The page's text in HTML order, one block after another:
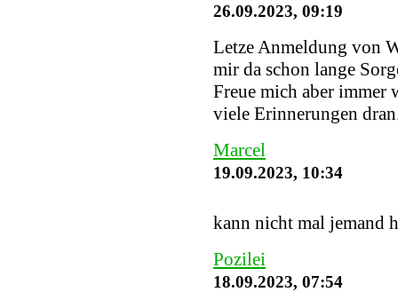
26.09.2023, 09:19
Letze Anmeldung von
mir da schon lange
Freue mich aber immer
viele Erinnerungen
Marcel
19.09.2023, 10:34
kann nicht mal jemand
Pozilei
18.09.2023, 07:54